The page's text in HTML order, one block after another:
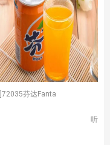
72035芬达Fanta
听